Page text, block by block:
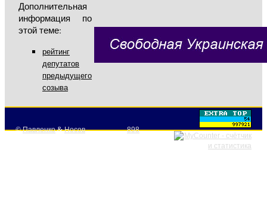
Дополнительная
информация по
этой теме:
рейтинг
депутатов
предыдущего
созыва
©Павленко&Носов 898